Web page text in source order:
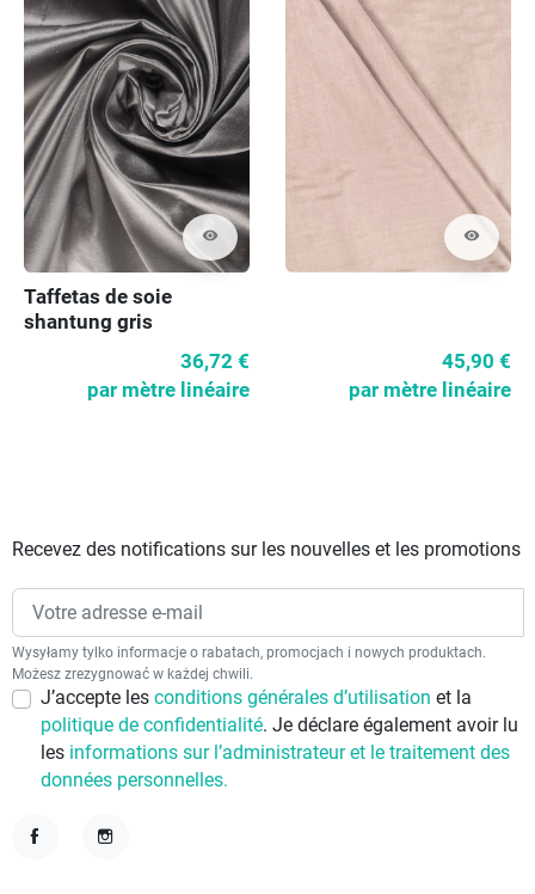
visibility
Taffetas de soie
shantung gris
36,72 €
par mètre linéaire
visibility
45,90 €
par mètre linéaire
Recevez des notifications sur les nouvelles et les promotions
Wysyłamy tylko informacje o rabatach, promocjach i nowych produktach.
Możesz zrezygnować w każdej chwili.
J’accepte les conditions générales d’utilisation et la
politique de confidentialité. Je déclare également avoir lu
les informations sur l’administrateur et le traitement des
données personnelles.